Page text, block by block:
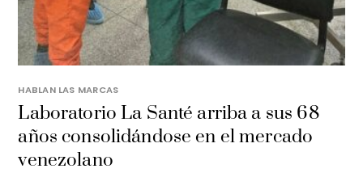
HABLAN LAS MARCAS
Laboratorio La Santé arriba a sus 68
años consolidándose en el mercado
venezolano